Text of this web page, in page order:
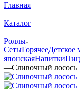
Главная
—
Каталог
—
Роллы
СетыГорячееДетское
японскаяНапитки
—Сливочный лосось